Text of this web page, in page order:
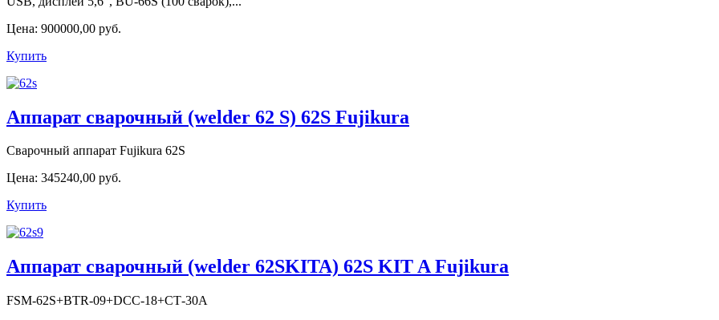
Цена: 900000,00 руб.
Купить
Аппарат сварочный (welder 62 S) 62S Fujikura
Сварочный аппарат Fujikura 62S
Цена: 345240,00 руб.
Купить
Аппарат сварочный (welder 62SKITA) 62S KIT A Fujikura
FSM-62S+BTR-09+DCC-18+СТ-30А